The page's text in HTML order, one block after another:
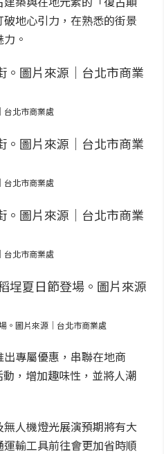
地心引力，在熟悉的街景
。
台北市商業處
台北市商業處
台北市商業處
。圖片來源｜台北市商業處
專屬優惠，串聯在地商
，增加趣味性，並將人潮
人機燈光展演預期將有大
輸工具前往會更加省時順